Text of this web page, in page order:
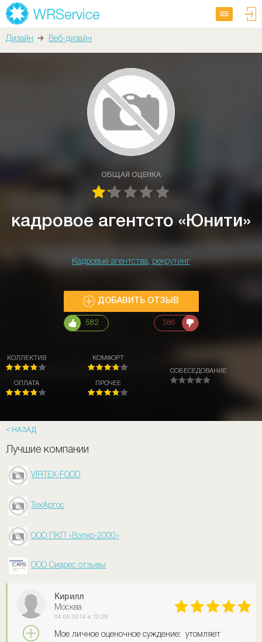
Дизайн Веб-дизайн
ОБЩАЯ ОЦЕНКА
кадровое агентсто «Юнити»
Кадровые агентства, рекрутинг
ДОБАВИТЬ ОТЗЫВ
582 586
КОЛЛЕКТИВ
ОПЛАТА
КОМФОРТ
ПРОЧЕЕ
СОБЕСЕДОВАНИЕ
НАЗАД
Лучшие компании
VIRTEX-FOOD
ТехАргос
ООО ПКП «Вэлко-2000»
ООО Сиарес отзывы
Кирилл
Москва
04.06.2014 в 12:28
Мое личное оценочное суждение: утомляет